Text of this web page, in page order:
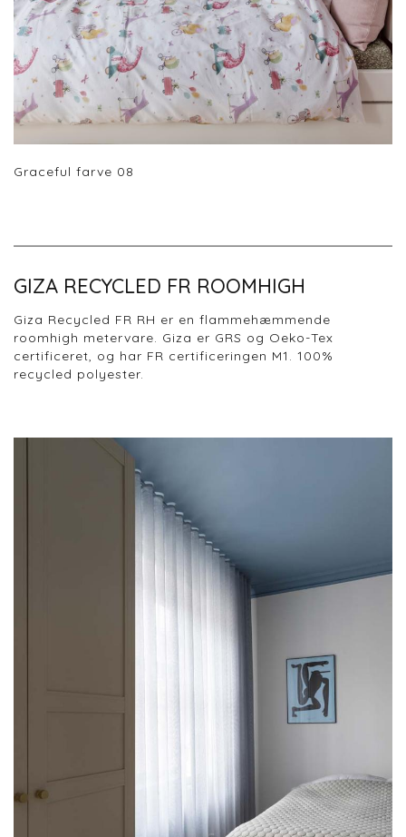
Graceful farve 08
GIZA RECYCLED FR ROOMHIGH
Giza Recycled FR RH er en flammehæmmende
roomhigh metervare. Giza er GRS og Oeko-Tex
certificeret, og har FR certificeringen M1. 100%
recycled polyester.